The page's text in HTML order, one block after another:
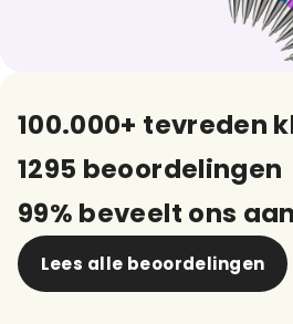
100.000+ tevreden
1295 beoordelingen
99% beveelt ons
Lees alle beoordelingen